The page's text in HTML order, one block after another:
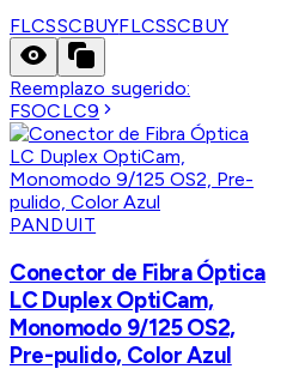
FLCSSCBUYFLCSSCBUY
Reemplazo sugerido:
FSOCLC9
PANDUIT
Conector de Fibra Óptica
LC Duplex OptiCam,
Monomodo 9/125 OS2,
Pre-pulido, Color Azul